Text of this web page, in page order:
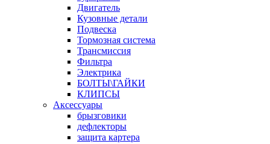
Двигатель
Кузовные детали
Подвеска
Тормозная система
Трансмиссия
Фильтра
Электрика
БОЛТЫ\ГАЙКИ
КЛИПСЫ
Аксессуары
брызговики
дефлекторы
защита картера